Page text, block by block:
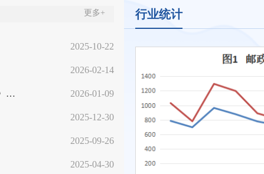
更多+
2025-10-22
2026-02-14
关于公开征求《红河州邮政业行政执法委托书（征求意见稿）》意见的公告 2026-01-09
2025-12-30
2025-09-26
2025-04-30
行业统计